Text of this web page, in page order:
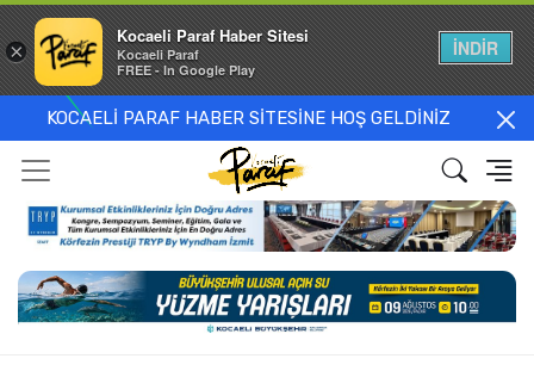
KOCAELİ PARAF HABER SİTESİNE HOŞ GELDİNİZ
×
Kocaeli Paraf Haber Sitesi
Kocaeli Paraf
FREE - In Google Play
İNDİR